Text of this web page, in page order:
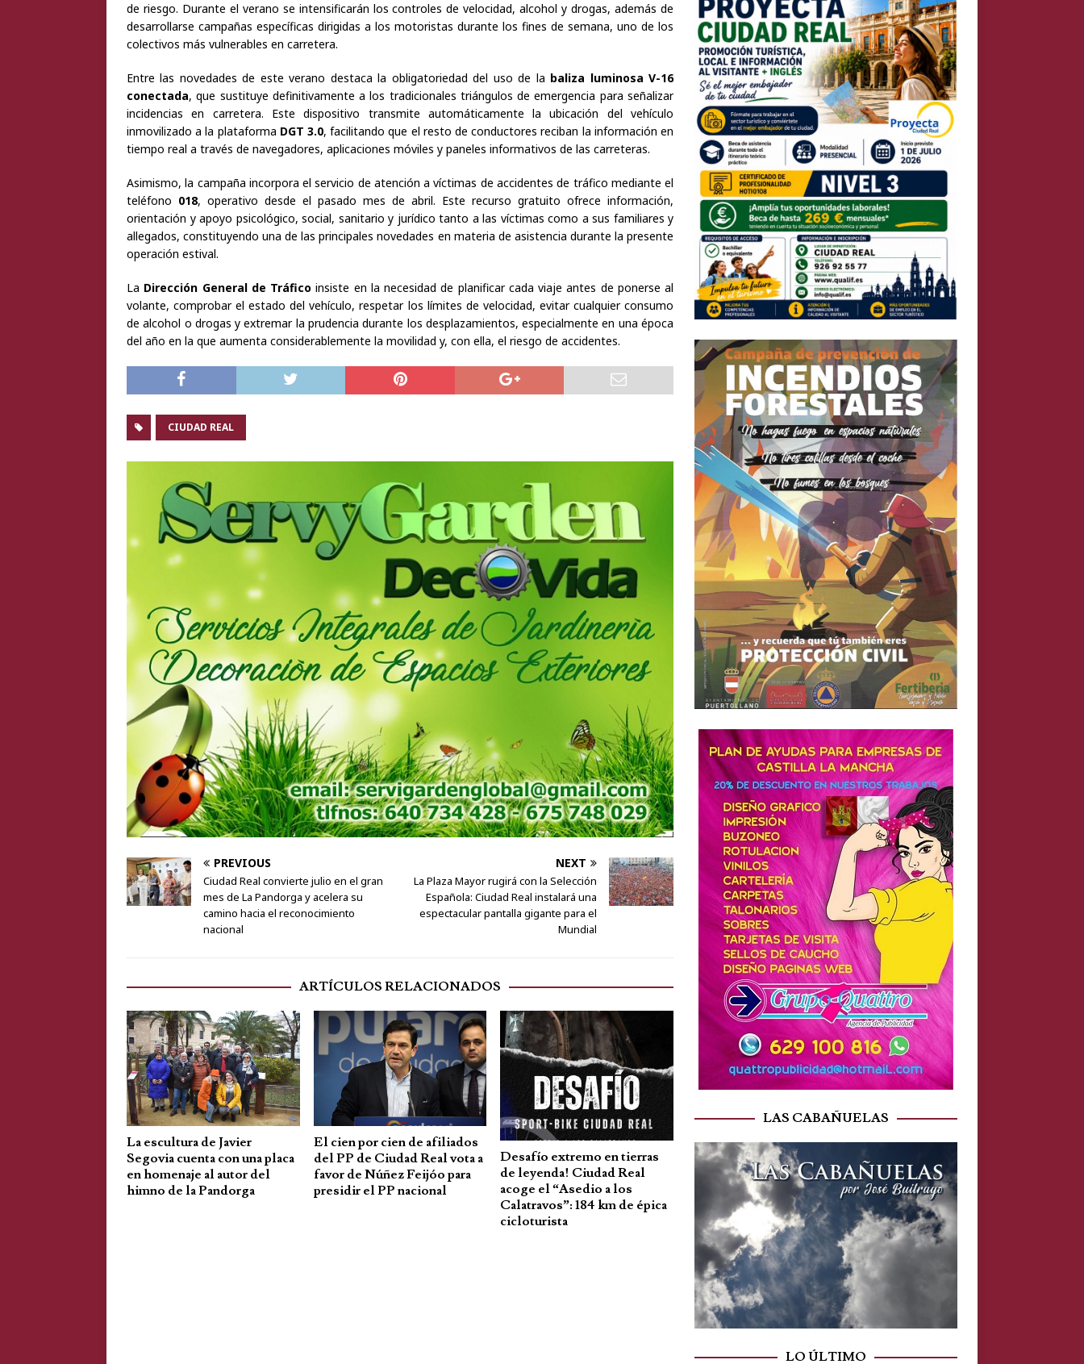
de riesgo. Durante el verano se intensificarán los controles de velocidad, alcohol y drogas, además de
desarrollarse campañas específicas dirigidas a los motoristas durante los fines de semana, uno de los
colectivos más vulnerables en carretera.
Entre las novedades de este verano destaca la obligatoriedad del uso de la baliza luminosa V-16
conectada, que sustituye definitivamente a los tradicionales triángulos de emergencia para señalizar
incidencias en carretera. Este dispositivo transmite automáticamente la ubicación del vehículo
inmovilizado a la plataforma DGT 3.0, facilitando que el resto de conductores reciban la información en
tiempo real a través de navegadores, aplicaciones móviles y paneles informativos de las carreteras.
Asimismo, la campaña incorpora el servicio de atención a víctimas de accidentes de tráfico mediante el
teléfono 018, operativo desde el pasado mes de abril. Este recurso gratuito ofrece información,
orientación y apoyo psicológico, social, sanitario y jurídico tanto a las víctimas como a sus familiares y
allegados, constituyendo una de las principales novedades en materia de asistencia durante la presente
operación estival.
La Dirección General de Tráfico insiste en la necesidad de planificar cada viaje antes de ponerse al
volante, comprobar el estado del vehículo, respetar los límites de velocidad, evitar cualquier consumo
de alcohol o drogas y extremar la prudencia durante los desplazamientos, especialmente en una época
del año en la que aumenta considerablemente la movilidad y, con ella, el riesgo de accidentes.
CIUDAD REAL
PREVIOUS
Ciudad Real convierte julio en el gran
mes de La Pandorga y acelera su
camino hacia el reconocimiento
nacional
NEXT
La Plaza Mayor rugirá con la Selección
Española: Ciudad Real instalará una
espectacular pantalla gigante para el
Mundial
ARTÍCULOS RELACIONADOS
La escultura de Javier
Segovia cuenta con una placa
en homenaje al autor del
himno de la Pandorga
El cien por cien de afiliados
del PP de Ciudad Real vota a
favor de Núñez Feijóo para
presidir el PP nacional
Desafío extremo en tierras
de leyenda! Ciudad Real
acoge el “Asedio a los
Calatravos”: 184 km de épica
cicloturista
LAS CABAÑUELAS
LO ÚLTIMO